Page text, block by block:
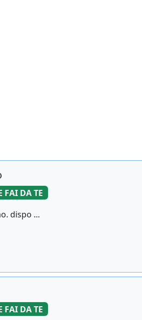
FAI DA TE
dispo ...
FAI DA TE